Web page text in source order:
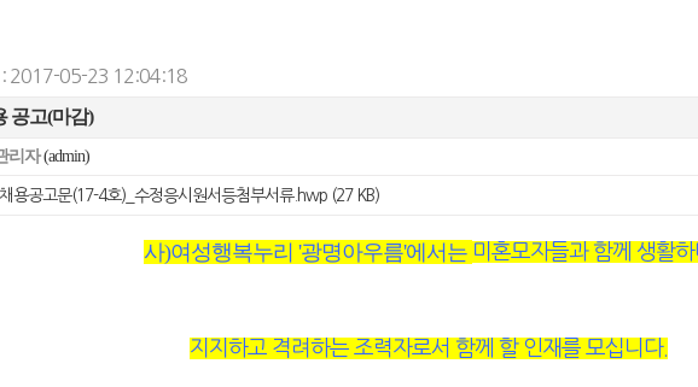
: 2017-05-23 12:04:18
공고(마감)
리자(admin)
용공고문(17-4호)_수정응시원서등첨부서류.hwp (27 KB)
사)여성행복누리 '광명아우름'에서는 미혼모자들과 함께 생활하
지지하고 격려하는 조력자로서 함께 할 인재를 모십니다.